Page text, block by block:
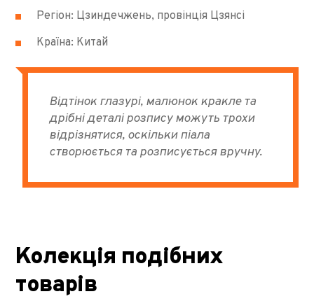
Регіон: Цзиндечжень, провінція Цзянсі
Країна: Китай
Відтінок глазурі, малюнок кракле та
дрібні деталі розпису можуть трохи
відрізнятися, оскільки піала
створюється та розписується вручну.
Колекція подібних
товарів